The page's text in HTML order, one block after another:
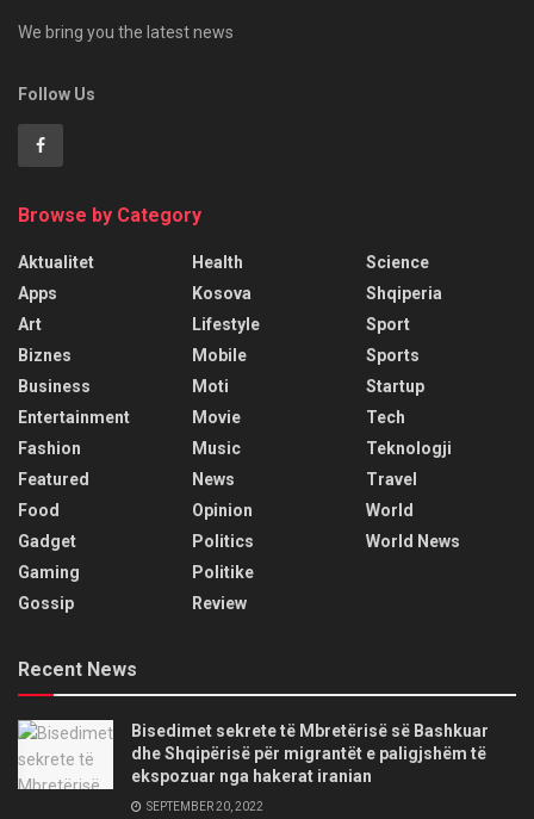
We bring you the latest news
Follow Us
Browse by Category
Aktualitet
Apps
Art
Biznes
Business
Entertainment
Fashion
Featured
Food
Gadget
Gaming
Gossip
Health
Kosova
Lifestyle
Mobile
Moti
Movie
Music
News
Opinion
Politics
Politike
Review
Science
Shqiperia
Sport
Sports
Startup
Tech
Teknologji
Travel
World
World News
Recent News
Bisedimet sekrete të Mbretërisë së Bashkuar
dhe Shqipërisë për migrantët e paligjshëm të
ekspozuar nga hakerat iranian
SEPTEMBER 20, 2022